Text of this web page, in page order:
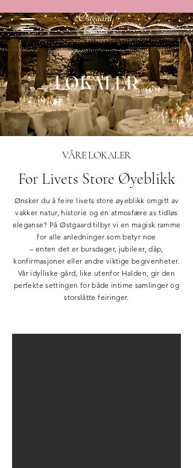
LOKALER
VÅRE LOKALER
For Livets Store Øyeblikk
Ønsker du å feire livets store øyeblikk omgitt av
vakker natur, historie og en atmosfære av tidløs
eleganse? På Østgaard tilbyr vi en magisk ramme
for alle anledninger som betyr noe
– enten det er bursdager, jubileer, dåp,
konfirmasjoner eller andre viktige begivenheter.
Vår idylliske gård, like utenfor Halden, gir den
perfekte settingen for både intime samlinger og
storslåtte feiringer.